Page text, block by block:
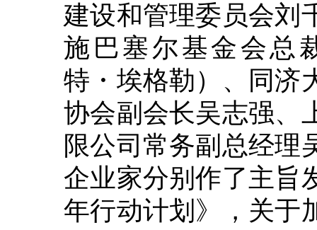
建设和管理委员会刘
施巴塞尔基金会总
特・埃格勒）、同济
协会副会长吴志强、
限公司常务副总经理
企业家分别作了主旨
年行动计划》，关于